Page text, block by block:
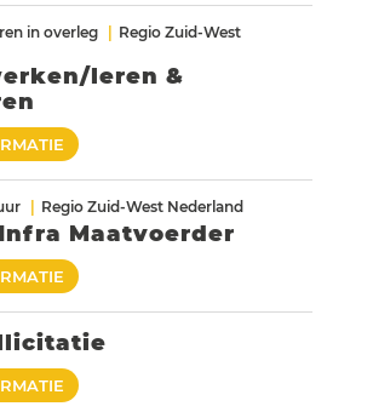
in overleg
Regio Zuid-West
leren &
Regio Zuid-West Nederland
Maatvoerder